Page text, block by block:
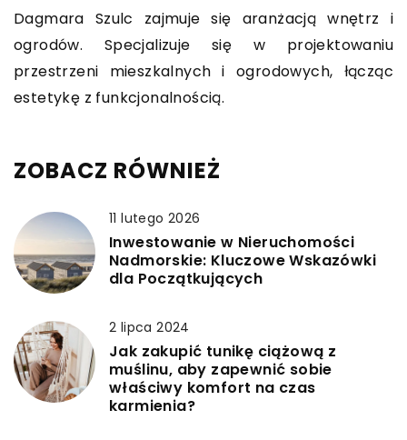
Dagmara Szulc zajmuje się aranżacją wnętrz i
ogrodów. Specjalizuje się w projektowaniu
przestrzeni mieszkalnych i ogrodowych, łącząc
estetykę z funkcjonalnością.
ZOBACZ RÓWNIEŻ
11 lutego 2026
Inwestowanie w Nieruchomości
Nadmorskie: Kluczowe Wskazówki
dla Początkujących
2 lipca 2024
Jak zakupić tunikę ciążową z
muślinu, aby zapewnić sobie
właściwy komfort na czas
karmienia?